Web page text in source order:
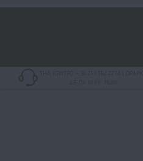
ΤΗΛ. ΚΕΝΤΡΟ: + 30 211 182 2274 | ΩΡΑΡΙΟ:
ΔΕ-ΠΑ 10:00 -18:00